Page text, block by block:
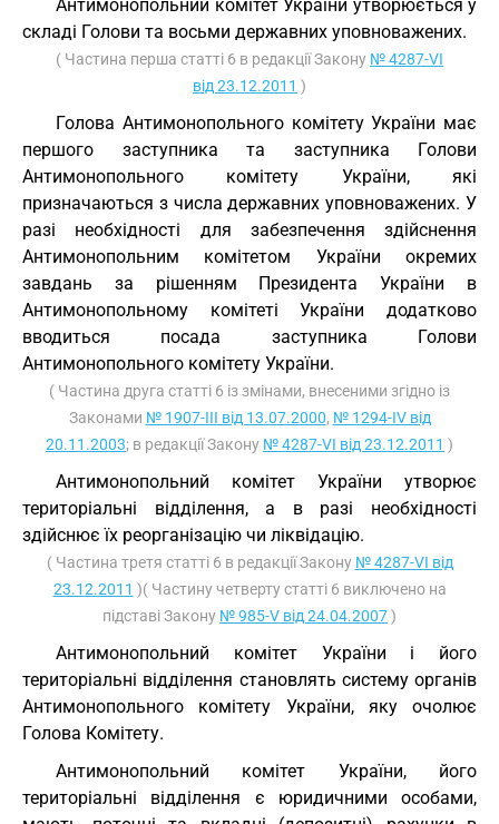
Антимонопольний комітет України утворюється у
складі Голови та восьми державних уповноважених.
( Частина перша статті 6 в редакції Закону № 4287-VI
від 23.12.2011 )
Голова Антимонопольного комітету України має
першого заступника та заступника Голови
Антимонопольного комітету України, які
призначаються з числа державних уповноважених. У
разі необхідності для забезпечення здійснення
Антимонопольним комітетом України окремих
завдань за рішенням Президента України в
Антимонопольному комітеті України додатково
вводиться посада заступника Голови
Антимонопольного комітету України.
( Частина друга статті 6 із змінами, внесеними згідно із
Законами № 1907-III від 13.07.2000, № 1294-IV від
20.11.2003; в редакції Закону № 4287-VI від 23.12.2011 )
Антимонопольний комітет України утворює
територіальні відділення, а в разі необхідності
здійснює їх реорганізацію чи ліквідацію.
( Частина третя статті 6 в редакції Закону № 4287-VI від
23.12.2011 )( Частину четверту статті 6 виключено на
підставі Закону № 985-V від 24.04.2007)
Антимонопольний комітет України і його
територіальні відділення становлять систему органів
Антимонопольного комітету України, яку очолює
Голова Комітету.
Антимонопольний комітет України, його
територіальні відділення є юридичними особами,